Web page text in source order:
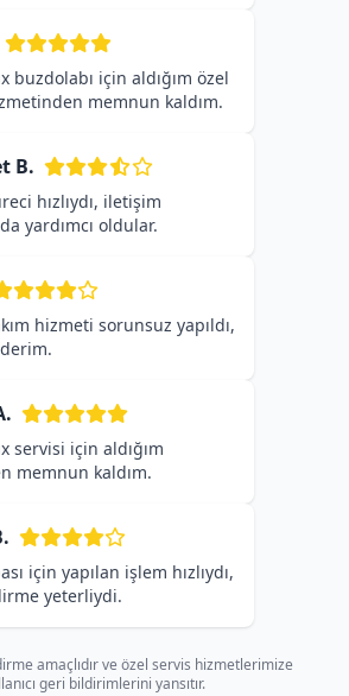
buzdolabı için aldığım özel
memnun kaldım.
B.
hızlıydı, iletişim
yardımcı oldular.
hizmeti sorunsuz yapıldı,
servisi için aldığım
memnun kaldım.
için yapılan işlem hızlıydı,
yeterliydi.
amaçlıdır ve özel servis hizmetlerimize
geri bildirimlerini yansıtır.